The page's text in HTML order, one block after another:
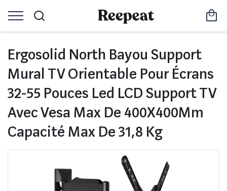
Ergosolid North Bayou Support
Mural TV Orientable Pour Écrans
32-55 Pouces Led LCD Support TV
Avec Vesa Max De 400X400Mm
Capacité Max De 31,8 Kg